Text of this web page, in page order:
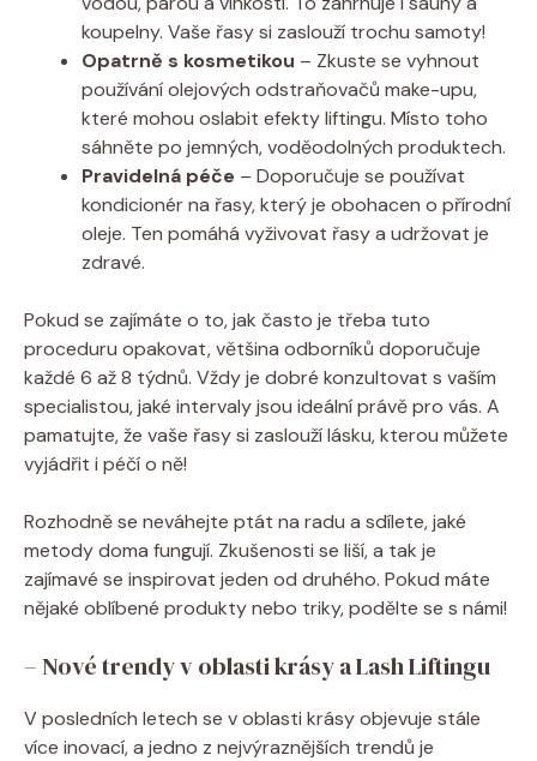
koupelny. Vaše řasy si zaslouží trochu samoty!
Opatrně s kosmetikou – Zkuste se vyhnout
používání olejových odstraňovačů make-upu,
které mohou oslabit efekty liftingu. Místo toho
sáhněte po jemných, voděodolných produktech.
Pravidelná péče – Doporučuje se používat
kondicionér na řasy, který je obohacen o přírodní
oleje. Ten pomáhá vyživovat řasy a udržovat je
zdravé.
Pokud se zajímáte o to, jak často je třeba tuto
proceduru opakovat, většina odborníků doporučuje
každé 6 až 8 týdnů. Vždy je dobré konzultovat s vaším
specialistou, jaké intervaly jsou ideální právě pro vás. A
pamatujte, že vaše řasy si zaslouží lásku, kterou můžete
vyjádřit i péčí o ně!
Rozhodně se neváhejte ptát na radu a sdílete, jaké
metody doma fungují. Zkušenosti se liší, a tak je
zajímavé se inspirovat jeden od druhého. Pokud máte
nějaké oblíbené produkty nebo triky, podělte se s námi!
– Nové trendy v oblasti krásy a Lash Liftingu
V posledních letech se v oblasti krásy objevuje stále
více inovací, a jedno z nejvýraznějších trendů je